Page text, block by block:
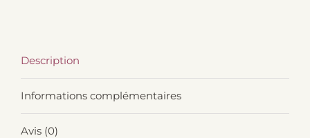
Description
Informations complémentaires
Avis (0)